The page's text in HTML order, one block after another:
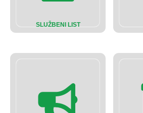
SLUŽBENI LIST